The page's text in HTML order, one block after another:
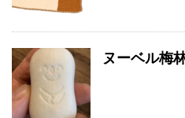
ヌーベル梅